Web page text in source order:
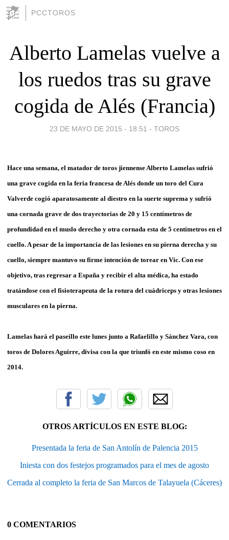
PCCTOROS
Alberto Lamelas vuelve a
los ruedos tras su grave
cogida de Alés (Francia)
23 DE MAYO DE 2015 - 18:51 - TOROS
Hace una semana, el matador de toros jiennense Alberto Lamelas sufrió
una grave cogida en la feria francesa de Alés donde un toro del Cura
Valverde cogió aparatosamente al diestro en la suerte suprema y sufrió
una cornada grave de dos trayectorias de 20 y 15 centímetros de
profundidad en el muslo derecho y otra cornada esta de 5 centímetros en el
cuello. A pesar de la importancia de las lesiones en su pierna derecha y su
cuello, siempre mantuvo su firme intención de torear en Vic. Con ese
objetivo, tras regresar a España y recibir el alta médica, ha estado
tratándose con el fisioterapeuta de la rotura del cuádriceps y otras lesiones
musculares en la pierna.
Lamelas hará el paseíllo este lunes junto a Rafaelillo y Sánchez Vara, con
toros de Dolores Aguirre, divisa con la que triunfó en este mismo coso en
2014.
OTROS ARTÍCULOS EN ESTE BLOG:
Presentada la feria de San Antolín de Palencia 2015
Iniesta con dos festejos programados para el mes de agosto
Cerrada al completo la feria de San Marcos de Talayuela (Cáceres)
0 COMENTARIOS